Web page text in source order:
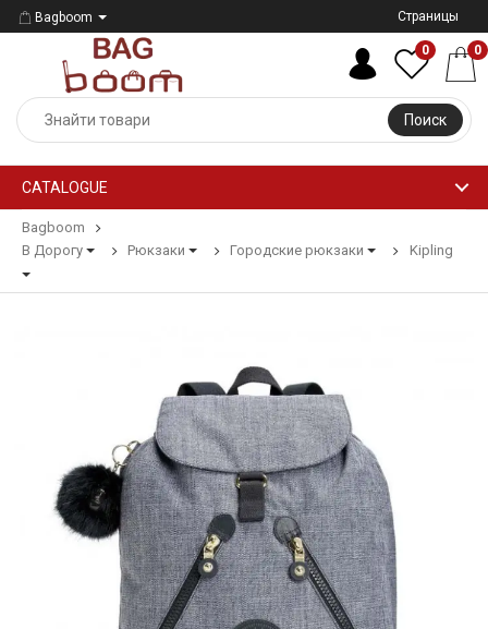
Bagboom Страницы
Поиск
0 0
CATALOGUE
Bagboom
В Дорогу
Рюкзаки Городские рюкзаки Kipling